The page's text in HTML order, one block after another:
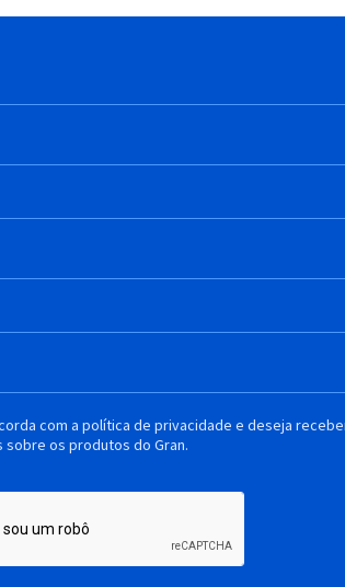
com a política de privacidade e deseja
sobre os produtos do Gran.